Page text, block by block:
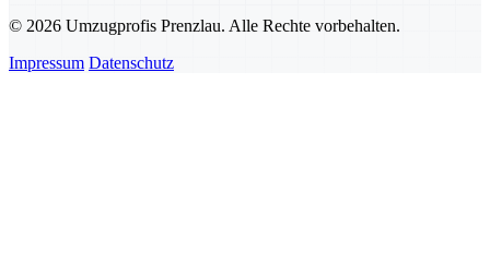
© 2026 Umzugprofis Prenzlau. Alle Rechte vorbehalten.
Impressum Datenschutz